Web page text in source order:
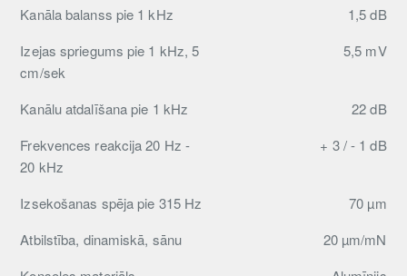
Kanāla balanss pie 1 kHz
1,5 dB
Izejas spriegums pie 1 kHz, 5
cm/sek
5,5 mV
Kanālu atdalīšana pie 1 kHz
22 dB
Frekvences reakcija 20 Hz -
20 kHz
+ 3 / - 1 dB
Izsekošanas spēja pie 315 Hz
70 µm
Atbilstība, dinamiskā, sānu
20 µm/mN